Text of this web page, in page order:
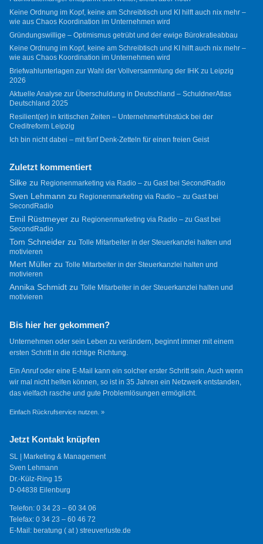
Keine Ordnung im Kopf, keine am Schreibtisch und KI hilft auch nix mehr –
wie aus Chaos Koordination im Unternehmen wird
Gründungswillige – Optimismus getrübt und der ewige Bürokratieabbau
Keine Ordnung im Kopf, keine am Schreibtisch und KI hilft auch nix mehr –
wie aus Chaos Koordination im Unternehmen wird
Briefwahlunterlagen zur Wahl der Vollversammlung der IHK zu Leipzig
2026
Aktuelle Analyse zur Überschuldung in Deutschland – SchuldnerAtlas
Deutschland 2025
Resilient(er) in kritischen Zeiten – Unternehmerfrühstück bei der
Creditreform Leipzig
Ich bin nicht dabei – mit fünf Denk-Zetteln für einen freien Geist
Zuletzt kommentiert
Silkezu Regionenmarketing via Radio – zu Gast bei SecondRadio
Sven Lehmann zu Regionenmarketing via Radio – zu Gast bei
SecondRadio
Emil Rüstmeyerzu Regionenmarketing via Radio – zu Gast bei
SecondRadio
Tom Schneiderzu Tolle Mitarbeiter in der Steuerkanzlei halten und
motivieren
Mert Müllerzu Tolle Mitarbeiter in der Steuerkanzlei halten und
motivieren
Annika Schmidtzu Tolle Mitarbeiter in der Steuerkanzlei halten und
motivieren
Bis hier her gekommen?
Unternehmen oder sein Leben zu verändern, beginnt immer mit einem
ersten Schritt in die richtige Richtung.
Ein Anruf oder eine E-Mail kann ein solcher erster Schritt sein. Auch wenn
wir mal nicht helfen können, so ist in 35 Jahren ein Netzwerk entstanden,
das vielfach rasche und gute Problemlösungen ermöglicht.
Einfach Rückrufservice nutzen. »
Jetzt Kontakt knüpfen
SL | Marketing & Management
Sven Lehmann
Dr.-Külz-Ring 15
D-04838 Eilenburg
Telefon: 0 34 23 – 60 34 06
Telefax: 0 34 23 – 60 46 72
E-Mail: beratung ( at ) streuverluste.de